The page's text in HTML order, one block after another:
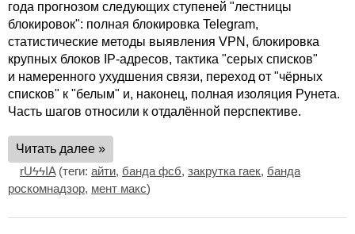
года прогнозом следующих ступеней "лестницы
блокировок": полная блокировка Telegram,
статистические методы выявления VPN, блокировка
крупных блоков IP-адресов, тактика "серых списков"
и намеренного ухудшения связи, переход от "чёрных
списков" к "белым" и, наконец, полная изоляция Рунета.
Часть шагов относили к отдалённой перспективе.
Читать далее »
rUϟϟIA(теги: айти, банда фсб, закрутка гаек, банда
роскомнадзор, мент макс)